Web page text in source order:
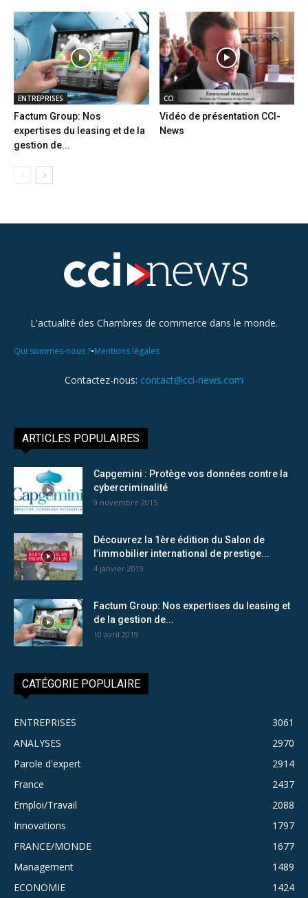
ENTREPRISES
Factum Group: Nos
expertises du leasing et de la
gestion de...
CCI
Vidéo de présentation CCI-
News
L'actualité des Chambres de commerce dans le monde.
Qui sommes-nous ?•Mentions légales
Contactez-nous: contact@cci-news.com
ARTICLES POPULAIRES
Capgemini : Protège vos données contre la
cybercriminalité
9 novembre 2015
Découvrez la 1ère édition du Salon de
l’immobilier international de prestige...
4 janvier 2019
Factum Group: Nos expertises du leasing et
de la gestion de...
10 avril 2019
CATÉGORIE POPULAIRE
ENTREPRISES
3061
ANALYSES
2970
Parole d'expert
2914
France
2437
Emploi/Travail
2088
Innovations
1797
FRANCE/MONDE
1677
Management
1489
ECONOMIE
1424